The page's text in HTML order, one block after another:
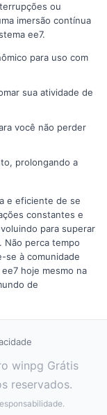
ou
imersão contínua
ee7.
para uso com
sua atividade de
você não perder
prolongando a
e eficiente de se
constantes e
para superar
Não perca tempo
se à comunidade
hoje mesmo na
de
winpg Grátis
reservados.